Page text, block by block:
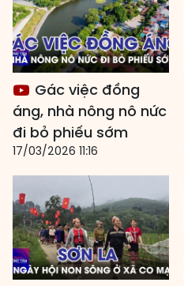
Gác việc đồng
áng, nhà nông nô nức
đi bỏ phiếu sớm
17/03/2026 11:16